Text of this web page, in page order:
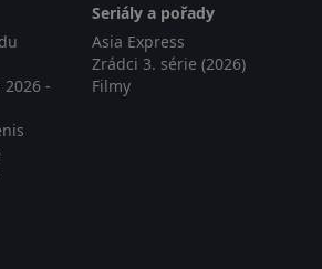
-
Seriály a pořady
Asia Express
Zrádci 3. série (2026)
Filmy